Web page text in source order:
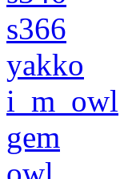
s366
yakko
i_m_owl
gem